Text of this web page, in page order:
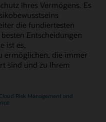
Ihres Vermögens. Es
die fundiertesten
Entscheidungen
ist es,
ermöglichen, die immer
sind und zu Ihrem
Risk Management and